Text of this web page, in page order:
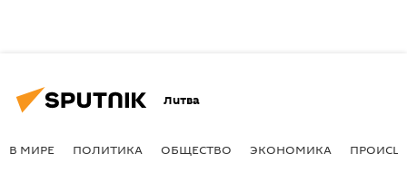
Литва
В МИРЕ ПОЛИТИКА ОБЩЕСТВО ЭКОНОМИКА